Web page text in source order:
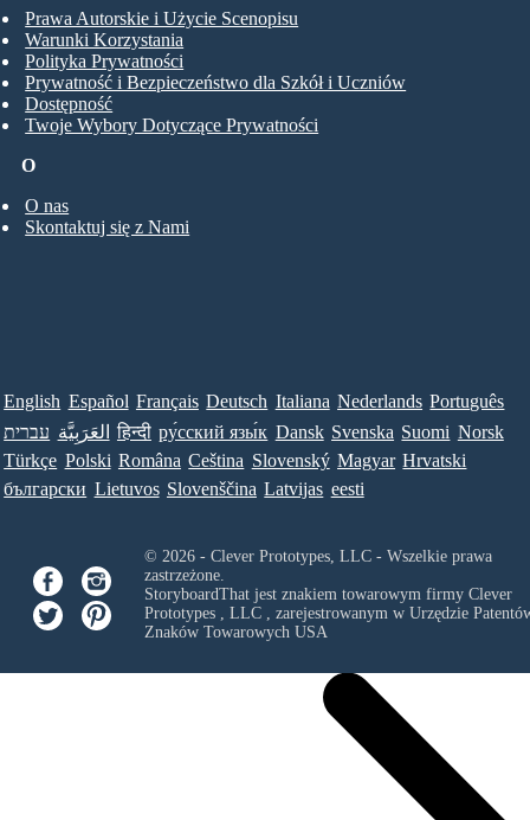
O
O nas
Skontaktuj się z Nami
Prawa Autorskie i Użycie Scenopisu
Warunki Korzystania
Polityka Prywatności
Prywatność i Bezpieczeństwo dla Szkół i Uczniów
Dostępność
Twoje Wybory Dotyczące Prywatności
English Español Français Deutsch Italiana Nederlands Português
עברית العَرَبِيَّة हिन्दी ру́сский язы́к Dansk Svenska Suomi Norsk
Türkçe Polski Româna Ceština Slovenský Magyar Hrvatski
български Lietuvos Slovenščina Latvijas eesti
© 2026 - Clever Prototypes, LLC - Wszelkie prawa
zastrzeżone.
StoryboardThat jest znakiem towarowym firmy Clever
Prototypes , LLC, zarejestrowanym w Urzędzie
Znaków Towarowych USA